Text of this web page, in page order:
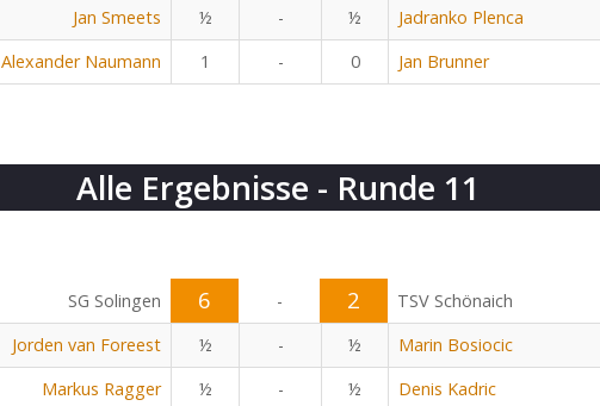
Jan Smeets ½ - ½ Jadranko Plenca
Alexander Naumann 1 - 0 Jan Brunner
Alle Ergebnisse - Runde 11
SG Solingen 6 - 2
TSV Schönaich
Jorden van Foreest ½ - ½ Marin Bosiocic
Markus Ragger ½ - ½ Denis Kadric